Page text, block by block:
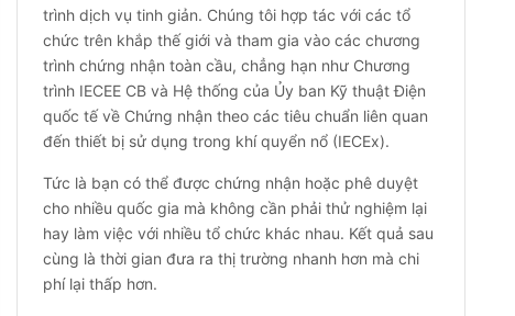
trình dịch vụ tinh giản. Chúng tôi hợp tác với các tổ
chức trên khắp thế giới và tham gia vào các chương
trình chứng nhận toàn cầu, chẳng hạn như Chương
trình IECEE CB và Hệ thống của Ủy ban Kỹ thuật Điện
quốc tế về Chứng nhận theo các tiêu chuẩn liên quan
đến thiết bị sử dụng trong khí quyển nổ (IECEx).
Tức là bạn có thể được chứng nhận hoặc phê duyệt
cho nhiều quốc gia mà không cần phải thử nghiệm lại
hay làm việc với nhiều tổ chức khác nhau. Kết quả sau
cùng là thời gian đưa ra thị trường nhanh hơn mà chi
phí lại thấp hơn.